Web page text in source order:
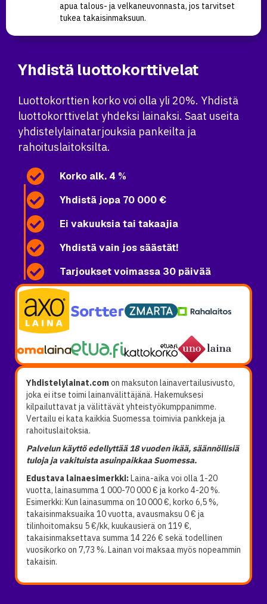
Yhdistä luottokorttivelat
Luottokorttien korko voi olla yli 20%. Yhdistä
luottokorttivelat yhdeksi lainaksi. Saat useita
yhdistelylainatarjouksia pankeilta ja
rahoituslaitoksilta.
Korko alk. 4 %
Yhdistä jopa 70 000 €
Ei vakuuksia tai takaajia
Yhdistä vain jos säästät!
Tarjoukset voimassa 30 päivää
Yhdistelylainat.comon maksuton lainavertailusivusto,
joka ei itse toimi lainanvälittäjänä. Hakemuksesi
kilpailuttavat ja välittävät yhteistyökumppanimme.
Vertailu ei kata kaikkia Suomessa toimivia pankkeja ja
rahoituslaitoksia.
Palvelun käyttö edellyttää 18 vuoden ikää, säännöllisiä
tuloja ja vakituista asuinpaikkaa Suomessa.
Edustava lainaesimerkki:Laina-aika voi olla 1-20
vuotta, lainasumma 1 000-70 000 € ja korko 4-20 %.
Esimerkki: Kun lainasumma on 10 000 €, korko 6,5 %,
takaisinmaksuaika 10 vuotta, avausmaksu 0 € ja
tilinhoitomaksu 5 €/kk, kuukausierä on 119 €,
takaisinmaksettava summa 14 226 € sekä todellinen
vuosikorko on 7,73 %. Lainan voi maksaa myös nopeammin
takaisin.
apua talous- ja velkaneuvonnasta, jos tarvitset
tukea takaisinmaksuun.